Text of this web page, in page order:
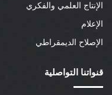
الإنتاج العلمي والفكري
الإعلام
الإصلاح الديمقراطي
قنواتنا التواصلية